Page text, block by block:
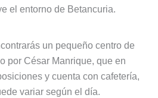
el entorno de Betancuria.
un pequeño centro de
por César Manrique, que en
y cuenta con cafetería,
variar según el día.